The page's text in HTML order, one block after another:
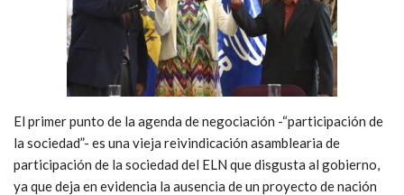
El primer punto de la agenda de negociación -“participación de
la sociedad”- es una vieja reivindicación asamblearia de
participación de la sociedad del ELN que disgusta al gobierno,
ya que deja en evidencia la ausencia de un proyecto de nación